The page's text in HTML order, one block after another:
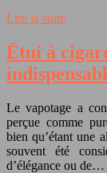
Lire la suite
Étui à
Le vapotage a
perçue comme
bien qu’étant une
souvent été
d’élégance ou de…